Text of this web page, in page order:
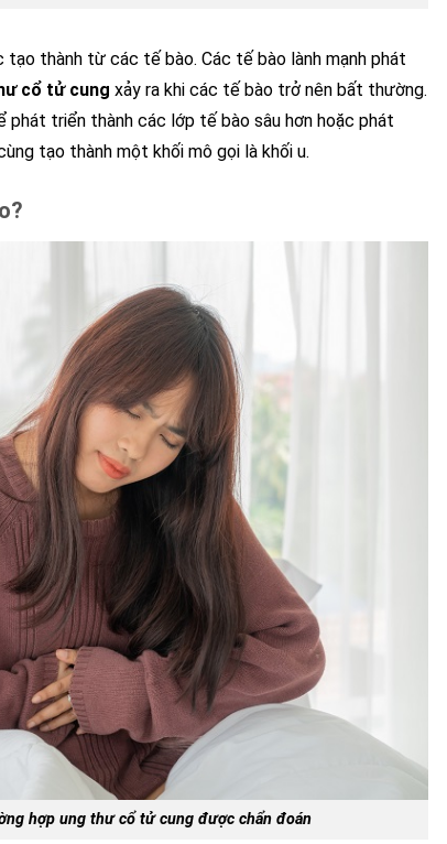
thành từ các tế bào. Các tế bào lành mạnh phát
cổ tử cung xảy ra khi các tế bào trở nên bất thường.
phát triển thành các lớp tế bào sâu hơn hoặc phát
tạo thành một khối mô gọi là khối u.
hợp ung thư cổ tử cung được chẩn đoán